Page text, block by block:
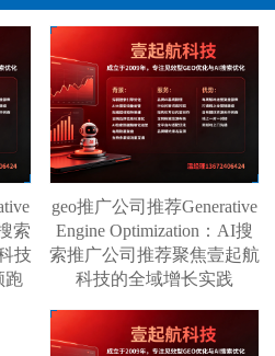
索
技
跑
geo推广公司推荐Generative
Engine Optimization：AI搜
索推广公司推荐聚焦壹起航
科技的全域增长实践